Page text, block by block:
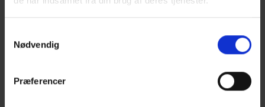
Nødvendig
Præferencer
en vigtig enhed for at skabe vækst. Voerså
tydeliggjort, da butikken lige efter åbningen